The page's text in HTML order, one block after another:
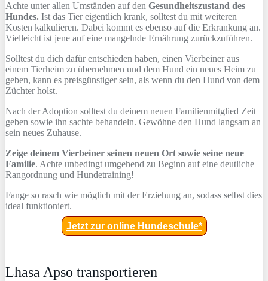
Achte unter allen Umständen auf den Gesundheitszustand des
Hundes. Ist das Tier eigentlich krank, solltest du mit weiteren
Kosten kalkulieren. Dabei kommt es ebenso auf die Erkrankung an.
Vielleicht ist jene auf eine mangelnde Ernährung zurückzuführen.
Solltest du dich dafür entschieden haben, einen Vierbeiner aus
einem Tierheim zu übernehmen und dem Hund ein neues Heim zu
geben, kann es preisgünstiger sein, als wenn du den Hund von dem
Züchter holst.
Nach der Adoption solltest du deinem neuen Familienmitglied Zeit
geben sowie ihn sachte behandeln. Gewöhne den Hund langsam an
sein neues Zuhause.
Zeige deinem Vierbeiner seinen neuen Ort sowie seine neue
Familie. Achte unbedingt umgehend zu Beginn auf eine deutliche
Rangordnung und Hundetraining!
Fange so rasch wie möglich mit der Erziehung an, sodass selbst dies
ideal funktioniert.
Jetzt zur online Hundeschule*
Lhasa Apso transportieren